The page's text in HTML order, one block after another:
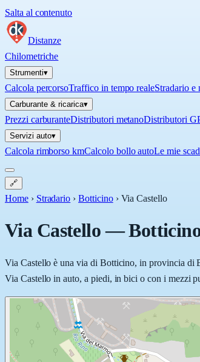
Salta al contenuto
Distanze
Chilometriche
Strumenti▾
Calcola percorsoTraffico in tempo realeStradario e
Carburante & ricarica▾
Prezzi carburanteDistributori metanoDistributori
Servizi auto▾
Calcola rimborso kmCalcolo bollo autoLe mie
🔗
Home › Stradario › Botticino › Via Castello
Via Castello—
Via Castello è una via di Botticino, in provincia di
Via Castello in auto, a piedi, in bici o con i mezzi